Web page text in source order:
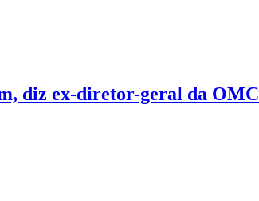
diz ex-diretor-geral da OMC